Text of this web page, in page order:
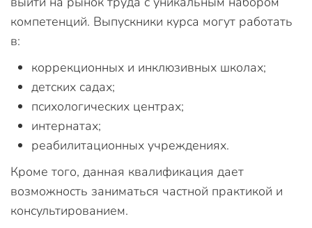
компетенций. Выпускники курса могут работать
в:
коррекционных и инклюзивных школах;
детских садах;
психологических центрах;
интернатах;
реабилитационных учреждениях.
Кроме того, данная квалификация дает
возможность заниматься частной практикой и
консультированием.